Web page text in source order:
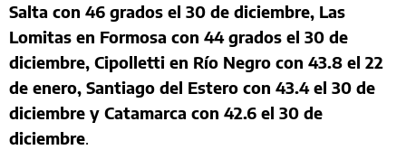
Salta con 46 grados el 30 de diciembre, Las
Lomitas en Formosa con 44 grados el 30 de
diciembre, Cipolletti en Río Negro con 43.8 el 22
de enero, Santiago del Estero con 43.4 el 30 de
diciembre y Catamarca con 42.6 el 30 de
diciembre.